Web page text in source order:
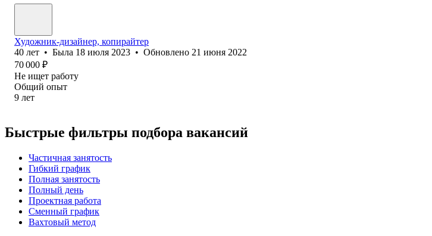
Художник-дизайнер, копирайтер
40 лет • Была 18 июля 2023 • Обновлено 21 июня 2022
70 000 ₽
Не ищет работу
Общий опыт
9 лет
Быстрые фильтры подбора вакансий
Частичная занятость
Гибкий график
Полная занятость
Полный день
Проектная работа
Сменный график
Вахтовый метод